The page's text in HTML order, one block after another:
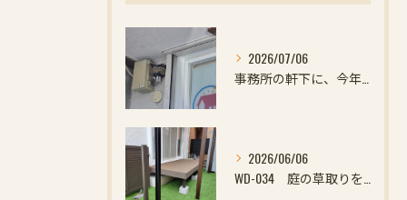
2026/07/06
2026/06/06